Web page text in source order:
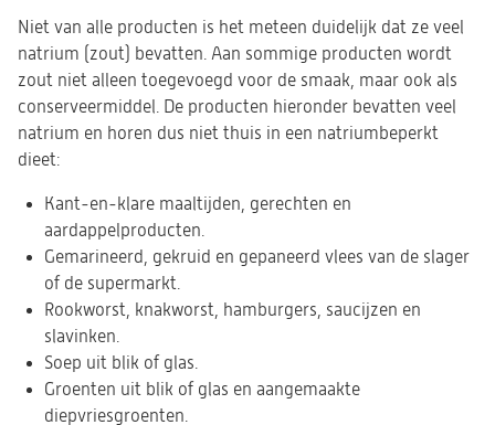
tab)
Niet van alle producten is het meteen duidelijk dat ze veel
natrium (zout) bevatten. Aan sommige producten wordt
zout niet alleen toegevoegd voor de smaak, maar ook als
conserveermiddel. De producten hieronder bevatten veel
natrium en horen dus niet thuis in een natriumbeperkt
dieet:
Kant-en-klare maaltijden, gerechten en
aardappelproducten.
Gemarineerd, gekruid en gepaneerd vlees van de slager
of de supermarkt.
Rookworst, knakworst, hamburgers, saucijzen en
slavinken.
Soep uit blik of glas.
Groenten uit blik of glas en aangemaakte
diepvriesgroenten.